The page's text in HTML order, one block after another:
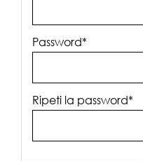
Password*
Ripeti la password*